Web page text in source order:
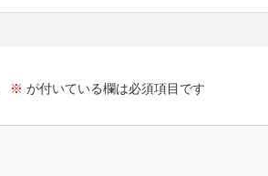
※ が付いている欄は必須項目です